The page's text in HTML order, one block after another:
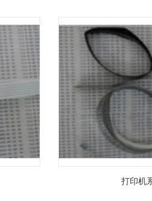
打印机